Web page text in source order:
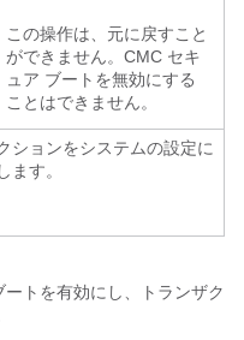
この操作は、元に戻すこと
ができません。CMC セキ
ュア ブートを無効にする
ことはできません。
ションをシステムの設定に
ます。
トを有効にし、トランザク